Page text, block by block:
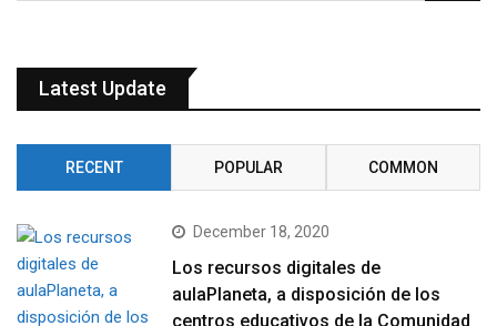
Latest Update
RECENT POPULAR COMMON
December 18, 2020
Los recursos digitales de
aulaPlaneta, a disposición de los
centros educativos de la Comunidad